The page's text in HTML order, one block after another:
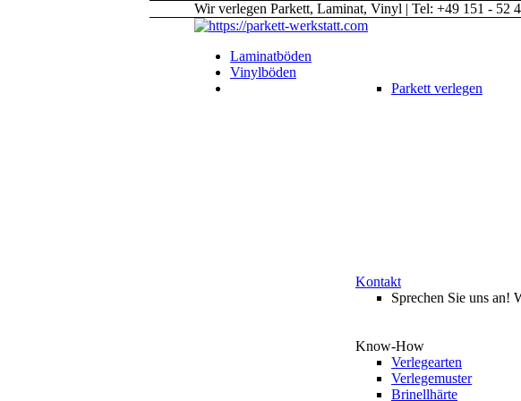
Wir verlegen Parkett, Laminat, Vinyl | Tel: +49 151 - 52
Laminatböden
Vinylböden
Parkett verlegen
Kontakt
Sprechen Sie uns an!
Know-How
Verlegearten
Verlegemuster
Brinellhärte